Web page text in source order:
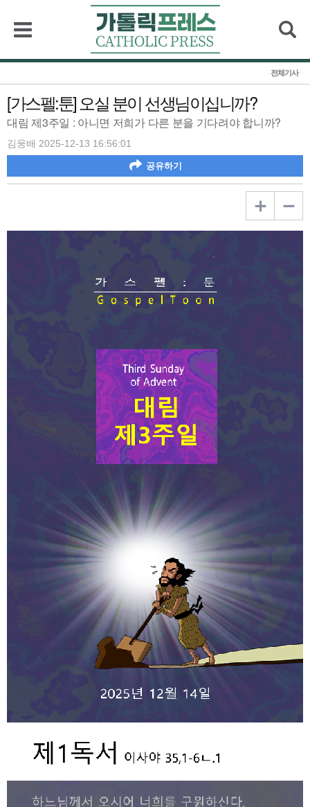
전체기사
[가스펠:툰] 오실 분이 선생님이십니까?
대림 제3주일 : 아니면 저희가 다른 분을 기다려야 합니까?
김웅배 2025-12-13 16:56:01
공유하기
검색